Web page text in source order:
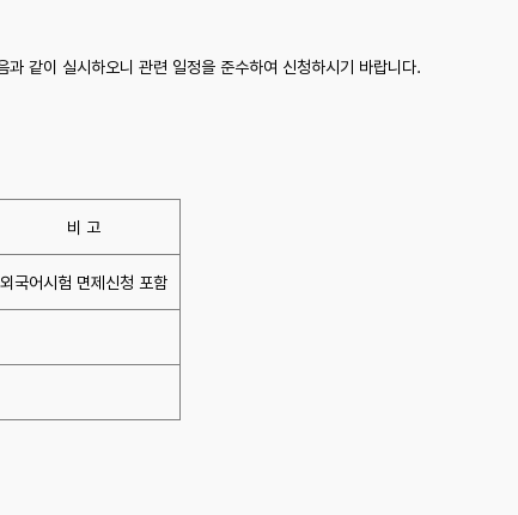
같이 실시하오니 관련 일정을 준수하여 신청하시기 바랍니다.
비 고
외국어시험 면제신청 포함